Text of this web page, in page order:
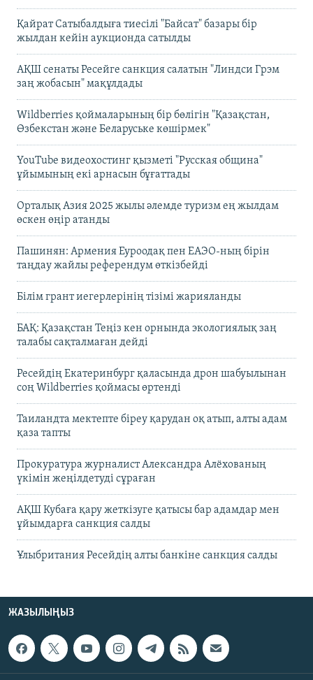
Қайрат Сатыбалдыға тиесілі "Байсат" базары бір
жылдан кейін аукционда сатылды
АҚШ сенаты Ресейге санкция салатын "Линдси Грэм
заң жобасын" мақұлдады
Wildberries қоймаларының бір бөлігін "Қазақстан,
Өзбекстан және Беларуське көшірмек"
YouTube видеохостинг қызметі "Русская община"
ұйымының екі арнасын бұғаттады
Орталық Азия 2025 жылы әлемде туризм ең жылдам
өскен өңір атанды
Пашинян: Армения Еуроодақ пен ЕАЭО-ның бірін
таңдау жайлы референдум өткізбейді
Білім грант иегерлерінің тізімі жарияланды
БАҚ: Қазақстан Теңіз кен орнында экологиялық заң
талабы сақталмаған дейді
Ресейдің Екатеринбург қаласында дрон шабуылынан
соң Wildberries қоймасы өртенді
Таиландта мектепте біреу қарудан оқ атып, алты адам
қаза тапты
Прокуратура журналист Александра Алёхованың
үкімін жеңілдетуді сұраған
АҚШ Кубаға қару жеткізуге қатысы бар адамдар мен
ұйымдарға санкция салды
Ұлыбритания Ресейдің алты банкіне санкция салды
ЖАЗЫЛЫҢЫЗ